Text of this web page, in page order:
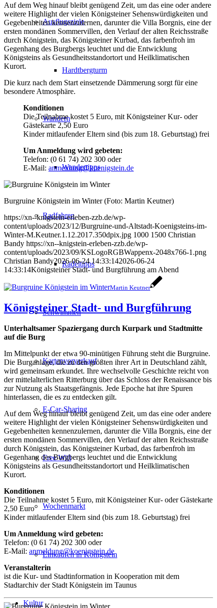
Ausflugsziele
Hardtbergturm
Wandern
Wandertipps
Radfahren
Radeltipps
Schwimmen
Kartenvorverkauf
E-Car-Sharing
Free Wifi
Wochenmarkt
Einkaufen in Königstein
Kultur
Auf dem Weg hinauf bleibt genügend Zeit, um das eine oder andere
weitere Highlight der vielen Königsteiner Sehenswürdigkeiten und
Gegebenheiten kennenzulernen, darunter die Villa Borgnis, eine der
ersten mondänen Sommervillen, den Verlauf der alten Reichsstraße
durch Königstein, das Königsteiner Kurbad, das farbenfroh im
Gegenhang des Burgbergs leuchtet und die Entwicklung
Königsteins als Gesundheitsstandortort und Heilklimatischen
Kurort.
Die kurz nach dem Start einsetzende Dämmerung sorgt für eine
besondere Atmosphäre.
Konditionen
Die Teilnahme kostet 5 Euro, mit Königsteiner Kur- oder
Gästekarte 2,50 Euro
Kinder mitlaufender Eltern sind (bis zum 18. Geburtstag) frei
Um Anmeldung wird gebeten:
Telefon: (0 61 74) 202 300 oder
E-Mail: anmeldung@koenigstein.de
Burgruine Königstein im Winter (Foto: Martin Keutner)
https://xn--knigstein-erleben-zzb.de/wp-
content/uploads/2023/12/Burgruine-und-Altstadt-Koenigsteins-im-
Winter-M.Keutner.1.12.2017.350dpix.jpg 1000 1500 Christian
Bandy https://xn--knigstein-erleben-zzb.de/wp-
content/uploads/2023/09/KSLogoRGBWappenx-2048x766-1.png
Christian Bandy2026-06-24 14:33:142026-06-24
14:33:14Königsteiner Stadt- und Burgführung am Abend
Martin Keutner
Königsteiner Stadt- und Burgführung
Unterhaltsamer Spaziergang durch Kurpark und Stadtmitte
auf die Burg
Im Mittelpunkt der etwa 90-minütigen Führung steht die Burgruine.
Die Burganlage, die zu den größten ihrer Art in Deutschland zählt,
wird gemeinsam erkundet. Ihre wechselvolle Geschichte reicht von
der mittelalterlichen Ritterburg über das Schloss der Renaissance bis
zur Nutzung als Staatsgefängnis. Jede Epoche hat ihre Spuren
hinterlassen, die es zu entdecken gilt.
Auf dem Weg hinauf bleibt genügend Zeit, um das eine oder andere
weitere Highlight der vielen Königsteiner Sehenswürdigkeiten und
Gegebenheiten kennenzulernen, darunter die Villa Borgnis, eine der
ersten mondänen Sommervillen, den Verlauf der alten Reichsstraße
durch Königstein, das Königsteiner Kurbad, das farbenfroh im
Gegenhang des Burgbergs leuchtet und die Entwicklung
Königsteins als Gesundheitsstandortort und Heilklimatischen
Kurort.
Konditionen
Die Teilnahme kostet 5 Euro, mit Königsteiner Kur- oder Gästekarte
2,50 Euro
Kinder mitlaufender Eltern sind (bis zum 18. Geburtstag) frei
Um Anmeldung wird gebeten:
Telefon: (0 61 74) 202 300 oder
E-Mail: anmeldung@koenigstein.de
Veranstalterin
ist die Kur- und Stadtinformation in Kooperation mit dem
Stadtarchiv der Stadt Königstein im Taunus